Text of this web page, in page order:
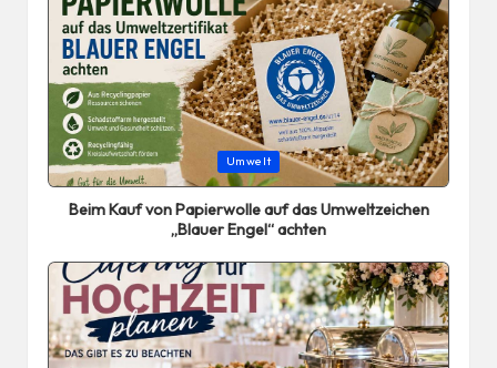
Posted
in
Umwelt
Beim Kauf von Papierwolle auf das Umweltzeichen
„Blauer Engel“ achten